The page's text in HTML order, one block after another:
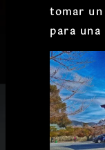
tomar
para